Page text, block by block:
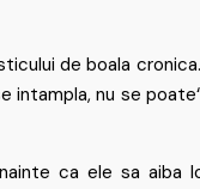
de boala
nu se
ca ele sa aiba